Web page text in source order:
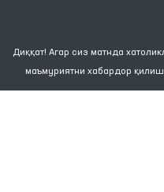
Диққат! Агар сиз матнда
маъмуриятни хабардор